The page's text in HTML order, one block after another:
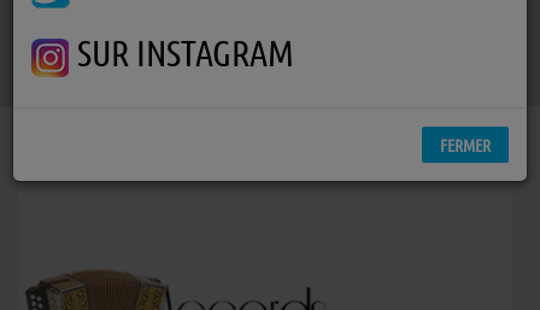
Accords D'accordéons
SUR INSTAGRAM
FERMER